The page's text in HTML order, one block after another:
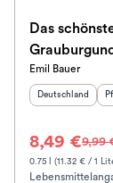
Das
Emil Bauer
Herkunftsland
Deutschland
8,49 €9,99
0.75 l (11.32 € / 1